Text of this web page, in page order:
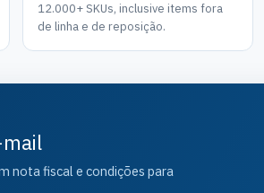
12.000+ SKUs, inclusive items fora
de linha e de reposição.
mail
nota fiscal e condições para